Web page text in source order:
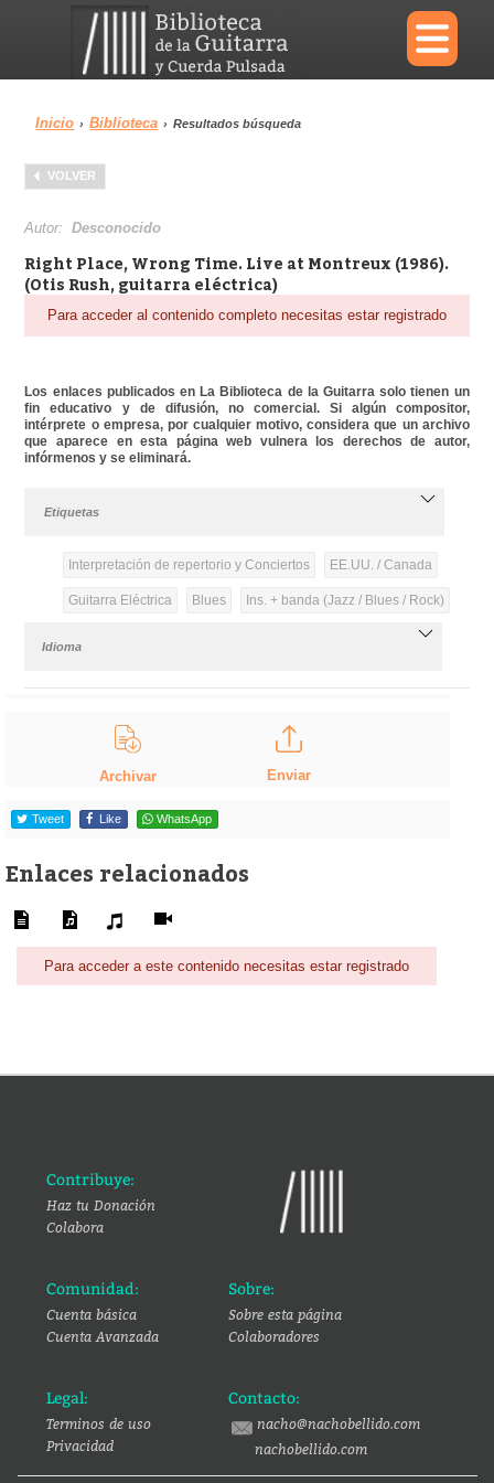
×
Menu
Biblioteca
Área personal Reproductor
Inicio › Biblioteca › Resultados búsqueda
VOLVER
Autor:Desconocido
Right Place, Wrong Time. Live at Montreux (1986).
(Otis Rush, guitarra eléctrica)
Para acceder al contenido completo necesitas estar registrado
Los enlaces publicados en La Biblioteca de la Guitarra solo tienen un
fin educativo y de difusión, no comercial. Si algún compositor,
intérprete o empresa, por cualquier motivo, considera que un archivo
que aparece en esta página web vulnera los derechos de autor,
infórmenos y se eliminará.
Etiquetas
Interpretación de repertorio y Conciertos EE.UU. / Canada
Guitarra Eléctrica Blues Ins. + banda (Jazz / Blues / Rock)
Idioma
Archivar Enviar
Tweet Like WhatsApp
Enlaces relacionados
Para acceder a este contenido necesitas estar registrado
Contribuye:
Haz tu Donación
Colabora
Comunidad:
Cuenta básica
Cuenta Avanzada
Sobre:
Sobre esta página
Colaboradores
Legal:
Terminos de uso
Privacidad
Contacto:
nacho@nachobellido.com
nachobellido.com